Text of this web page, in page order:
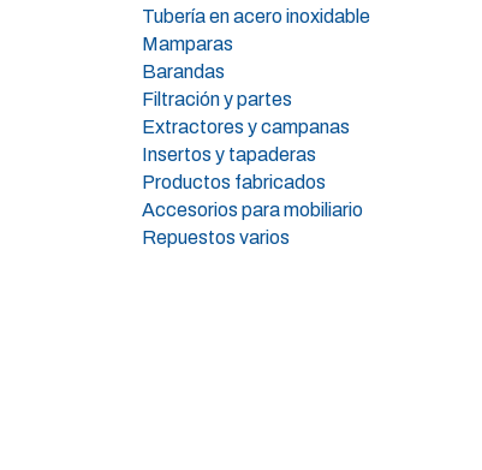
Tubería en acero inoxidable
Mamparas
Barandas
Filtración y partes
Extractores y campanas
Insertos y tapaderas
Productos fabricados
Accesorios para mobiliario
Repuestos varios